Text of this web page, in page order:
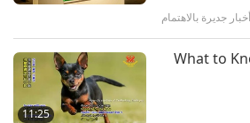
أخبار جديرة بالاهتمام
11:25
What to